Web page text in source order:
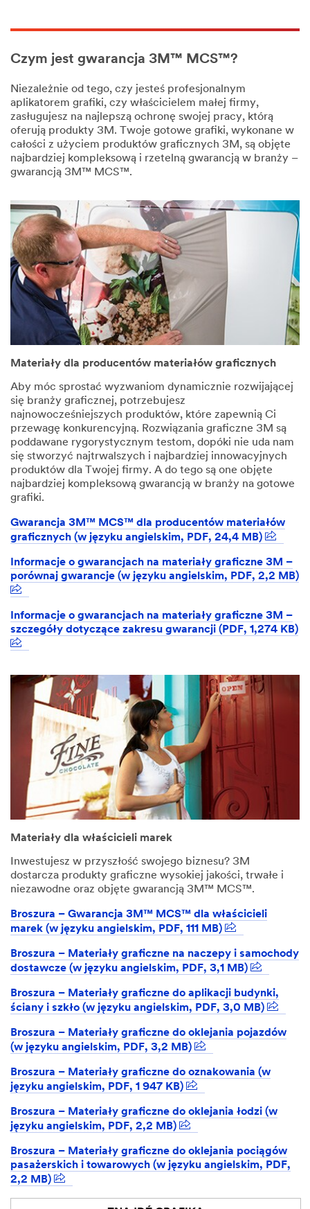
Czym jest gwarancja 3M™ MCS™?
Niezależnie od tego, czy jesteś profesjonalnym
aplikatorem grafiki, czy właścicielem małej firmy,
zasługujesz na najlepszą ochronę swojej pracy, którą
oferują produkty 3M. Twoje gotowe grafiki, wykonane w
całości z użyciem produktów graficznych 3M, są objęte
najbardziej kompleksową i rzetelną gwarancją w branży –
gwarancją 3M™ MCS™.
Materiały dla producentów materiałów graficznych
Aby móc sprostać wyzwaniom dynamicznie rozwijającej
się branży graficznej, potrzebujesz
najnowocześniejszych produktów, które zapewnią Ci
przewagę konkurencyjną. Rozwiązania graficzne 3M są
poddawane rygorystycznym testom, dopóki nie uda nam
się stworzyć najtrwalszych i najbardziej innowacyjnych
produktów dla Twojej firmy. A do tego są one objęte
najbardziej kompleksową gwarancją w branży na gotowe
grafiki.
Gwarancja 3M™ MCS™ dla producentów materiałów
graficznych (w języku angielskim, PDF, 24,4 MB)
Informacje o gwarancjach na materiały graficzne 3M –
porównaj gwarancje (w języku angielskim, PDF, 2,2 MB)
Informacje o gwarancjach na materiały graficzne 3M –
szczegóły dotyczące zakresu gwarancji (PDF, 1,274 KB)
Materiały dla właścicieli marek
Inwestujesz w przyszłość swojego biznesu? 3M
dostarcza produkty graficzne wysokiej jakości, trwałe i
niezawodne oraz objęte gwarancją 3M™ MCS™.
Broszura – Gwarancja 3M™ MCS™ dla właścicieli
marek (w języku angielskim, PDF, 111 MB)
Broszura – Materiały graficzne na naczepy i samochody
dostawcze (w języku angielskim, PDF, 3,1 MB)
Broszura – Materiały graficzne do aplikacji budynki,
ściany i szkło (w języku angielskim, PDF, 3,0 MB)
Broszura – Materiały graficzne do oklejania pojazdów
(w języku angielskim, PDF, 3,2 MB)
Broszura – Materiały graficzne do oznakowania (w
języku angielskim, PDF, 1 947 KB)
Broszura – Materiały graficzne do oklejania łodzi (w
języku angielskim, PDF, 2,2 MB)
Broszura – Materiały graficzne do oklejania pociągów
pasażerskich i towarowych (w języku angielskim, PDF,
2,2 MB)